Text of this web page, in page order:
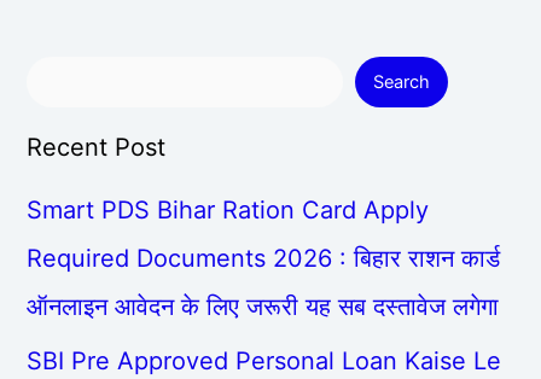
Search
Recent Post
Smart PDS Bihar Ration Card Apply
Required Documents 2026 : बिहार राशन कार्ड
ऑनलाइन आवेदन के लिए जरूरी यह सब दस्तावेज लगेगा
SBI Pre Approved Personal Loan Kaise Le